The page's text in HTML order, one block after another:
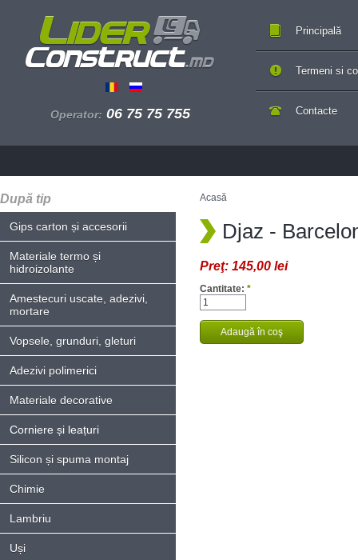
Operator: 06 75 75 755
Principală
Contacte
Termeni si
După tip
Gips carton și accesorii
Materiale termo și
hidroizolante
Amestecuri uscate, adezivi,
mortare
Vopsele, grunduri, gleturi
Adezivi polimerici
Materiale decorative
Corniere și leațuri
Silicon și spuma montaj
Chimie
Lambriu
Uși
Acasă
Djaz -
Preţ: 145,00 lei
Cantitate: *